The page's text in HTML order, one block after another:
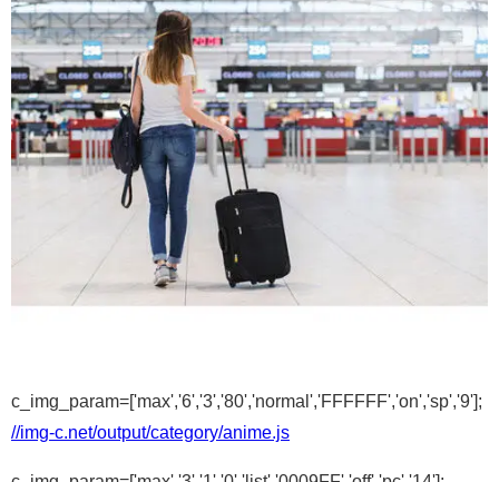
c_img_param=['max','6','3','80','normal','FFFFFF','on','sp','9'];
//img-c.net/output/category/anime.js